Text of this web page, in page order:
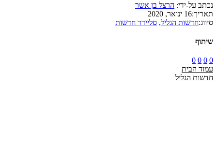
נכתב על-ידי: הרצל בן אשר
תאריך:16 ינואר, 2020
סיווג:חדשות הגליל, סליידר חדשות
שיתוף
0
0
0
0
עמוד הבית
חדשות הגליל